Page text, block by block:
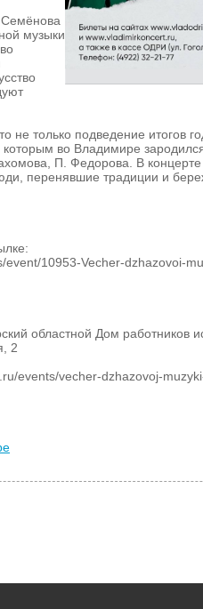
музыки
не только подведение итогов
которым во Владимире
П. Федорова. В
перенявшие традиции и
10953-Vecher-dzhazovoi-
областной Дом работников
2
events/vecher-dzhazovoj-